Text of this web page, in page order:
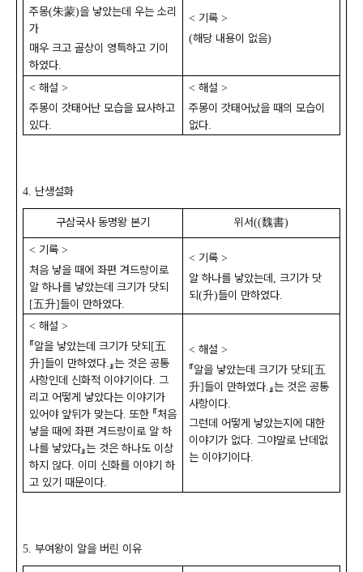
주몽(朱蒙)을 낳았는데 우는 소리
가
매우 크고 골상이 영특하고 기이
하였다.
< 기록 >
(해당 내용이 없음)
< 해설 >
주몽이 갓태어난 모습을 묘사하고
있다.
< 해설 >
주몽이 갓태어났을 때의 모습이
없다.
4. 난생설화
구삼국사 동명왕 본기 위서((魏書)
< 기록 >
처음 낳을 때에 좌편 겨드랑이로
알 하나를 낳았는데 크기가 닷되
[五升]들이 만하였다.
< 기록 >
알 하나를 낳았는데
크기가 닷
되(升)들이 만하였다.
< 해설 >
『알을 낳았는데 크기가 닷되[五
升]들이 만하였다. 』는 것은 공통
사항인데 신화적 이야기이다. 그
리고 어떻게 낳았다는 이야기가
있어야 앞뒤가 맞는다. 또한 『처음
낳을 때에 좌편 겨드랑이로 알 하
나를 낳았다』는 것은 하나도 이상
하지 않다. 이미 신화를 이야기 하
고 있기 때문이다.
< 해설 >
『알을 낳았는데 크기가 닷되[五
升]들이 만하였다. 』는 것은 공통
사항이다.
그런데 어떻게 낳았는지에 대한
이야기가 없다. 그야말로 난데없
는 이야기이다.
5. 부여왕이 알을 버린 이유